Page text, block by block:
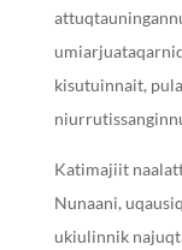
kisutuinnait,
Katimajiit
Nunaani,
ukiulinnik